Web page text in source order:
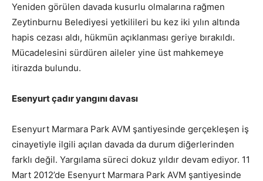
Yeniden görülen davada kusurlu olmalarına rağmen
Zeytinburnu Belediyesi yetkilileri bu kez iki yılın altında
hapis cezası aldı, hükmün açıklanması geriye bırakıldı.
Mücadelesini sürdüren aileler yine üst mahkemeye
itirazda bulundu.
Esenyurt çadır yangını davası
Esenyurt Marmara Park AVM şantiyesinde gerçekleşen iş
cinayetiyle ilgili açılan davada da durum diğerlerinden
farklı değil. Yargılama süreci dokuz yıldır devam ediyor. 11
Mart 2012’de Esenyurt Marmara Park AVM şantiyesinde